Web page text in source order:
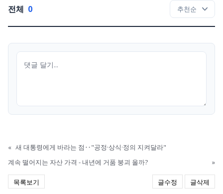
전체 0
« 새 대통령에게 바라는 점‥"공정·상식·정의 지켜달라"
계속 떨어지는 자산 가격 - 내년에 거품 붕괴 올까?
»
목록보기 글수정 글삭제